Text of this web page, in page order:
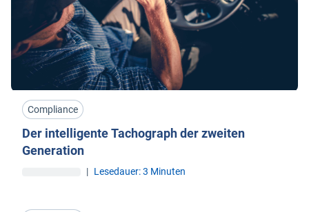
Compliance
Der intelligente Tachograph der zweiten
Generation
| Lesedauer: 3 Minuten